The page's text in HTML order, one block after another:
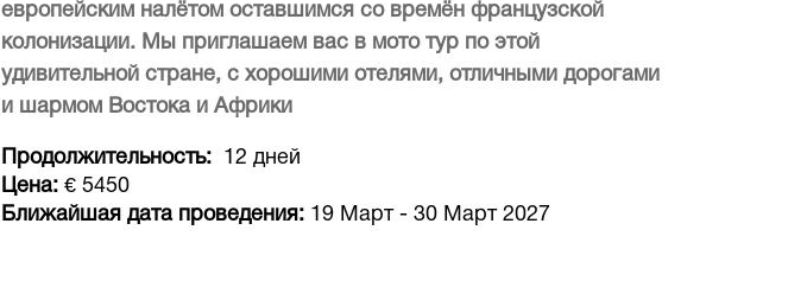
европейским налётом оставшимся со времён французской
колонизации. Мы приглашаем вас в мото тур по этой
удивительной стране, с хорошими отелями, отличными дорогами
и шармом Востока и Африки
Продолжительность
12 дней
Цена € 5450
Ближайшая дата проведения
19 Март- 30 Март 2027